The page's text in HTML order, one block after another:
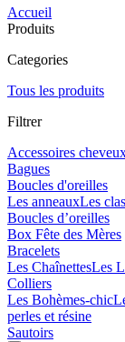
Accueil
Produits
Categories
Tous les produits
Filtrer
Accessoires
Bagues
Boucles d'oreilles
Les anneauxLes
Boucles d’oreilles
Box Fête des Mères
Bracelets
Les ChaînettesLes
Colliers
Les Bohèmes-chic
perles et résine
Sautoirs